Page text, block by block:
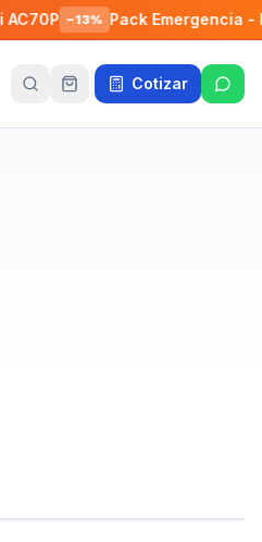
−13% Pack Emergencia -
Cotizar